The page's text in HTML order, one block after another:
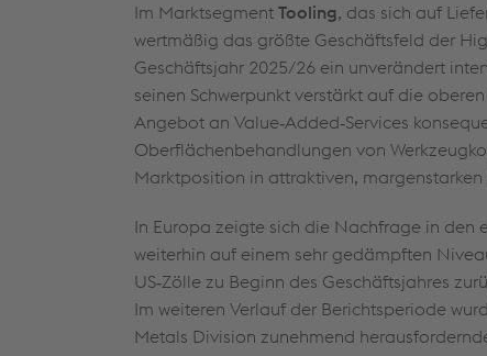
Im Marktsegment Tooling, das sich auf
wertmäßig das größte Geschäftsfeld der
Geschäftsjahr 2025/26 ein unverändert
seinen Schwerpunkt verstärkt auf die
Angebot an Value‑Added‑Services
Oberflächenbehandlungen von
Marktposition in attraktiven,
In Europa zeigte sich die Nachfrage in
weiterhin auf einem sehr gedämpften
US‑Zölle zu Beginn des Geschäftsjahres
Im weiteren Verlauf der Berichtsperiode
Metals Division zunehmend